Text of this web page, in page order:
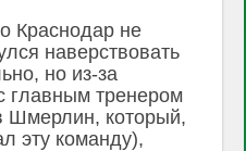
Краснодар не
наверствовать
но из-за
главным тренером
Шмерлин, который,
эту команду),